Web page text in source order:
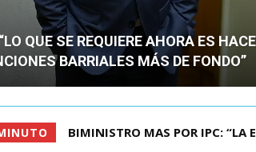
QUE SE REQUIERE AHORA ES
BARRIALES MÁS DE FONDO”
TIROTEO EN ESCUELA DE